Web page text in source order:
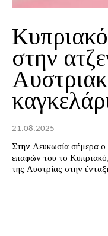
στην
21.08.2025
Στην Λευκωσία σήμερα ο
επαφών του το
της Αυστρίας στην